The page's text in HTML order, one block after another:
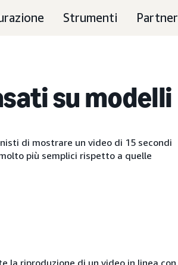
Strumenti Partner
su modelli
di mostrare un video di 15 secondi
più semplici rispetto a quelle
la riproduzione di un video in linea con